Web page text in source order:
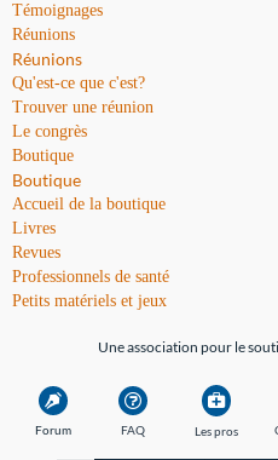
Témoignages
Réunions
Réunions
Qu'est-ce que c'est?
Trouver une réunion
Le congrès
Boutique
Boutique
Accueil de la boutique
Livres
Revues
Professionnels de santé
Petits matériels et jeux
Une association pour le
Forum FAQ Les pros